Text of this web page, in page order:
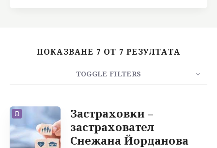
ПОКАЗВАНЕ 7 ОТ 7 РЕЗУЛТАТА
TOGGLE FILTERS
БРОЙ 10
Застраховки –
застраховател
Снежана Йорданова